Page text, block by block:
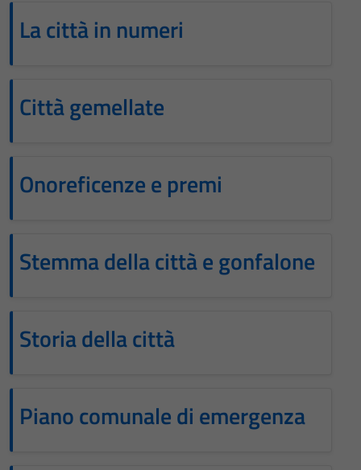
La città in numeri
Città gemellate
Onoreficenze e premi
Stemma della città e gonfalone
Storia della città
Piano comunale di emergenza